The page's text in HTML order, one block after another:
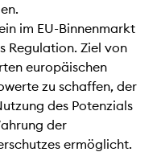
im EU-Binnenmarkt
Regulation. Ziel von
europäischen
zu schaffen, der
des Potenzials
der
ermöglicht.